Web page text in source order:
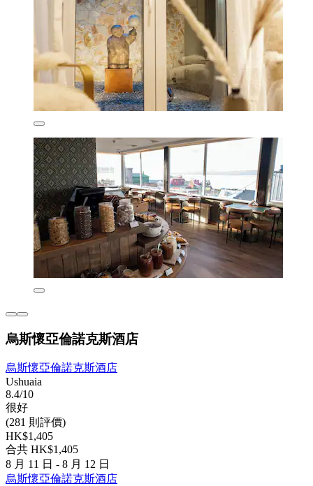
烏斯懷亞倫諾克斯酒店
烏斯懷亞倫諾克斯酒店
Ushuaia
8.4/10
很好
(281 則評價)
HK$1,405
合共 HK$1,405
8 月 11 日 - 8 月 12 日
烏斯懷亞倫諾克斯酒店